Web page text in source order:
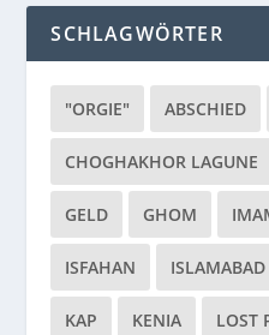
SCHLAGWÖRTER
"ORGIE" ABSCHIED
CHOGHAKHOR LAGUNE
GELD GHOM
ISFAHAN ISLAMABAD
KAP KENIA LOST